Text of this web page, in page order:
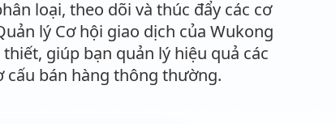
loại, theo dõi và thúc đẩy các cơ
lý Cơ hội giao dịch của Wukong
giúp bạn quản lý hiệu quả các
cấu bán hàng thông thường.